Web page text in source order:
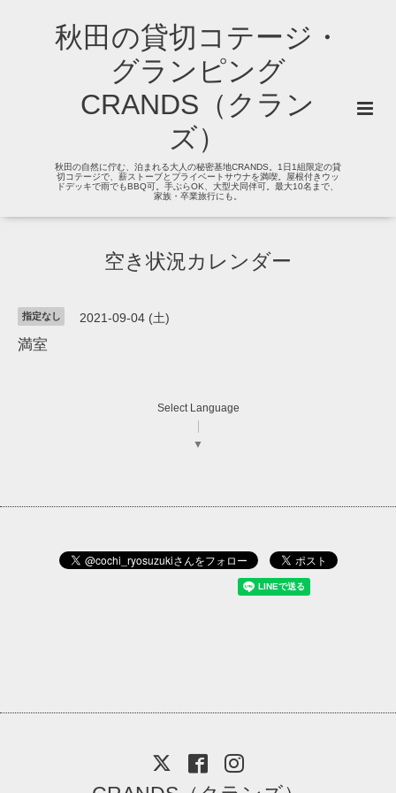
秋田の貸切コテージ・
グランピング
CRANDS（クラン
ズ）
秋田の自然に佇む、泊まれる大人の秘密基地CRANDS。1日1組限定の貸
切コテージで、薪ストーブとプライベートサウナを満喫。屋根付きウッ
ドデッキで雨でもBBQ可。手ぶらOK、大型犬同伴可。最大10名まで、
家族・卒業旅行にも。
空き状況カレンダー
指定なし 2021-09-04 (土)
満室
Select Language
▼